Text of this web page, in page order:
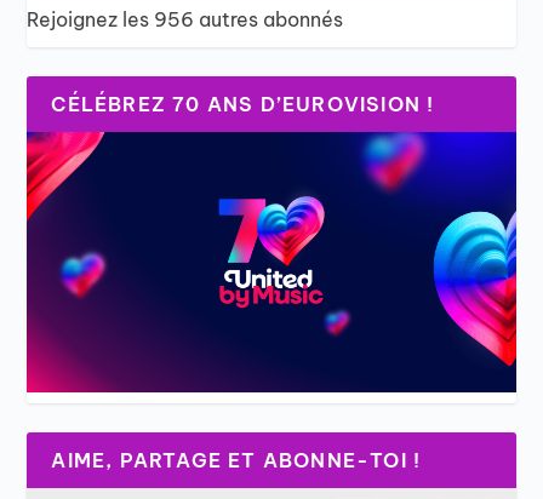
Rejoignez les 956 autres abonnés
CÉLÉBREZ 70 ANS D’EUROVISION !
AIME, PARTAGE ET ABONNE-TOI !